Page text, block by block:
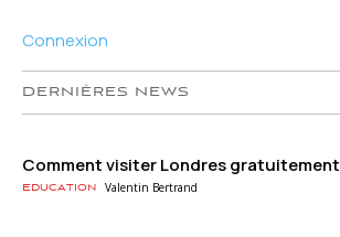
Connexion
DERNIÈRES NEWS
Comment visiter Londres gratuitement
Education Valentin Bertrand